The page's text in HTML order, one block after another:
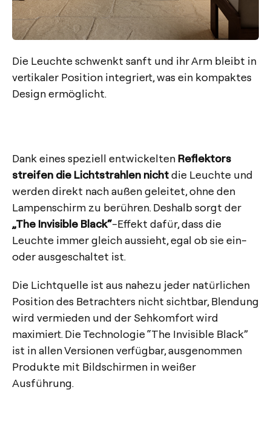
Die Leuchte schwenkt sanft und ihr Arm bleibt in
vertikaler Position integriert, was ein kompaktes
Design ermöglicht.
Dank eines speziell entwickelten Reflektors
streifen die Lichtstrahlen nichtdie Leuchte und
werden direkt nach außen geleitet, ohne den
Lampenschirm zu berühren. Deshalb sorgt der
„The Invisible Black“-Effekt dafür, dass die
Leuchte immer gleich aussieht, egal ob sie ein-
oder ausgeschaltet ist.
Die Lichtquelle ist aus nahezu jeder natürlichen
Position des Betrachters nicht sichtbar, Blendung
wird vermieden und der Sehkomfort wird
maximiert. Die Technologie “The Invisible Black”
ist in allen Versionen verfügbar, ausgenommen
Produkte mit Bildschirmen in weißer
Ausführung.